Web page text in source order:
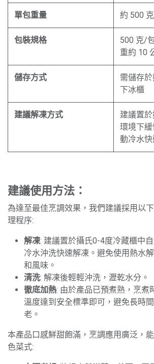
單包重量 約 500
包裝規格
500 克/
重約 10
儲存方式
需儲存
下冰櫃
建議解凍方式
建議置
環境下
動冷水
建議使用方法：
為達至最佳烹調效果，我們建議採用以
理程序:
解凍: 建議置於攝氏0-4度冷藏櫃中
冷水沖洗快速解凍。避免使用熱水
和風味。
清洗: 解凍後輕輕沖洗，瀝乾水分。
徹底加熱: 由於產品已預煮熟，烹煮
溫度達到安全標準即可，避免長時
老。
本產品口感鮮甜飽滿，烹調應用廣泛，
色菜式: